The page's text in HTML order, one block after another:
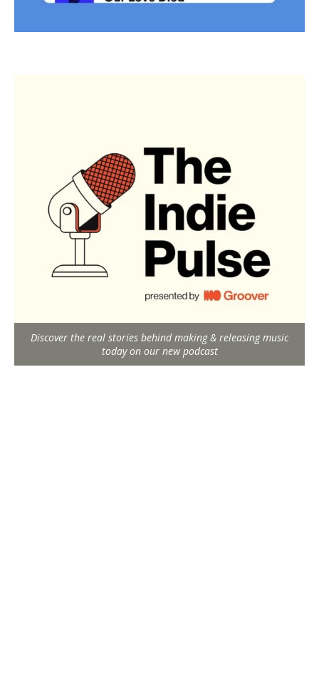
Discover the real stories behind making & releasing music
today on our new podcast